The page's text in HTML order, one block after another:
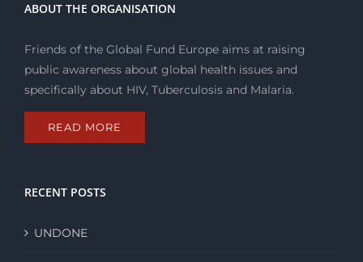
ABOUT THE ORGANISATION
Friends of the Global Fund Europe aims at raising
public awareness about global health issues and
specifically about HIV, Tuberculosis and Malaria.
READ MORE
RECENT POSTS
UNDONE